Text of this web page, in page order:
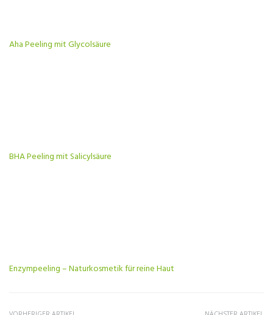
Aha Peeling mit Glycolsäure
BHA Peeling mit Salicylsäure
Enzympeeling – Naturkosmetik für reine Haut